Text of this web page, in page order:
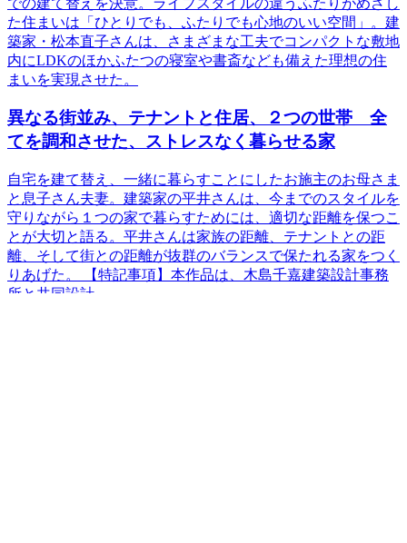
た住まいは「ひとりでも、ふたりでも心地のいい空間」。建
築家・松本直子さんは、さまざまな工夫でコンパクトな敷地
内にLDKのほかふたつの寝室や書斎なども備えた理想の住
まいを実現させた。
異なる街並み、テナントと住居、２つの世帯 全
てを調和させた、ストレスなく暮らせる家
自宅を建て替え、一緒に暮らすことにしたお施主のお母さま
と息子さん夫妻。建築家の平井さんは、今までのスタイルを
守りながら１つの家で暮らすためには、適切な距離を保つこ
とが大切と語る。平井さんは家族の距離、テナントとの距
離、そして街との距離が抜群のバランスで保たれる家をつく
りあげた。 【特記事項】本作品は、木島千嘉建築設計事務
所と共同設計